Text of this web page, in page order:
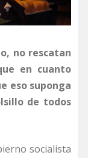
no rescatan
en cuanto
eso suponga
de todos
socialista